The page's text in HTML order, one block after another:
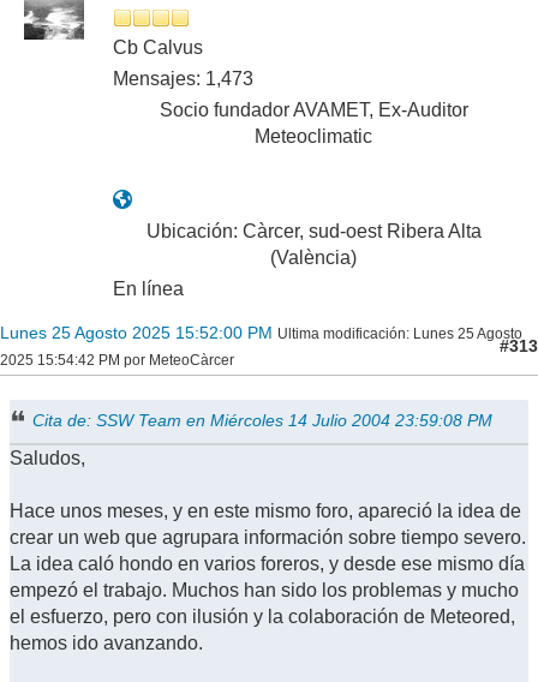
Cb Calvus
Mensajes: 1,473
Socio fundador AVAMET, Ex-Auditor
Meteoclimatic
Ubicación: Càrcer, sud-oest Ribera Alta
(València)
En línea
Lunes 25 Agosto 2025 15:52:00 PM Ultima modificación: Lunes 25 Agosto
2025 15:54:42 PM por MeteoCàrcer
#313
Cita de: SSW Team en Miércoles 14 Julio 2004 23:59:08 PM
Saludos,
Hace unos meses, y en este mismo foro, apareció la idea de
crear un web que agrupara información sobre tiempo severo.
La idea caló hondo en varios foreros, y desde ese mismo día
empezó el trabajo. Muchos han sido los problemas y mucho
el esfuerzo, pero con ilusión y la colaboración de Meteored,
hemos ido avanzando.